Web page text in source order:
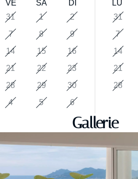
VE SA
DI
31 1
2
7 8
9
14 15
16
21 22
23
28 29
30
4 5 6
LU
31
7
14
21
28
Gallerie